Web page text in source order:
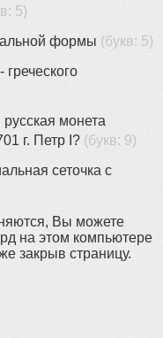
5)
формы (букв: 5)
греческого
монета
г. Петр I? (букв: 9)
сеточка с
Вы можете
на этом компьютере
закрыв страницу.